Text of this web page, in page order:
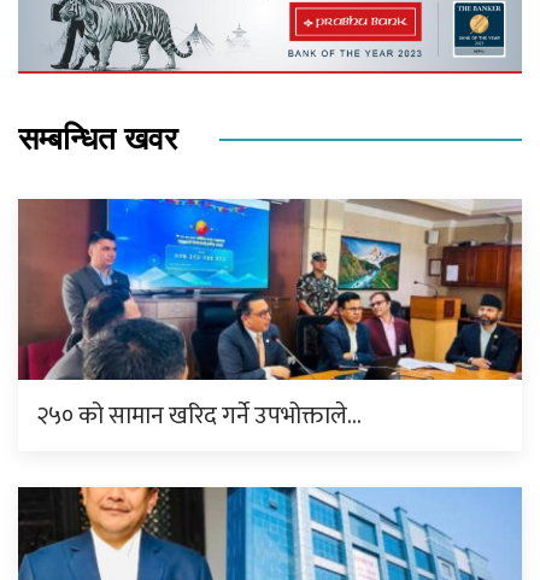
सम्बन्धित खवर
२५० को सामान खरिद गर्ने उपभोक्ताले…